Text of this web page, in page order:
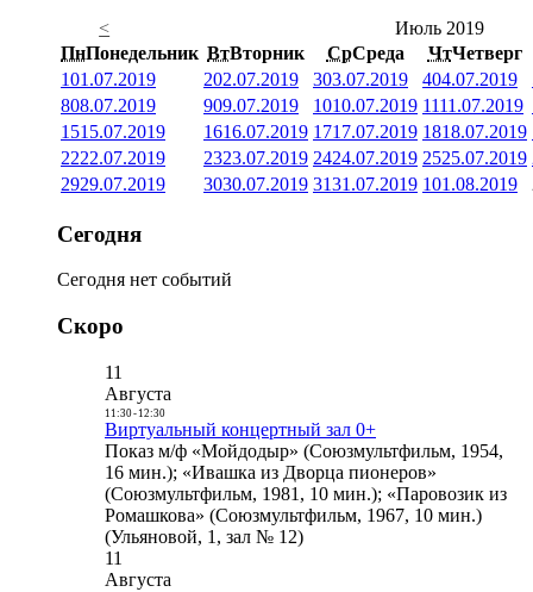
<
Июль 2019
ПнПонедельник ВтВторник СрСреда ЧтЧетверг
101.07.2019 202.07.2019 303.07.2019 404.07.2019
808.07.2019 909.07.2019 1010.07.2019 1111.07.2019
1515.07.2019 1616.07.2019 1717.07.2019 1818.07.2019
2222.07.2019 2323.07.2019 2424.07.2019 2525.07.2019
2929.07.2019 3030.07.2019 3131.07.2019 101.08.2019
Сегодня
Сегодня нет событий
Скоро
11
Августа
11:30- 12:30
Виртуальный концертный зал 0+
Показ м/ф «Мойдодыр» (Союзмультфильм, 1954,
16 мин.); «Ивашка из Дворца пионеров»
(Союзмультфильм, 1981, 10 мин.); «Паровозик из
Ромашкова» (Союзмультфильм, 1967, 10 мин.)
(Ульяновой, 1, зал № 12)
11
Августа